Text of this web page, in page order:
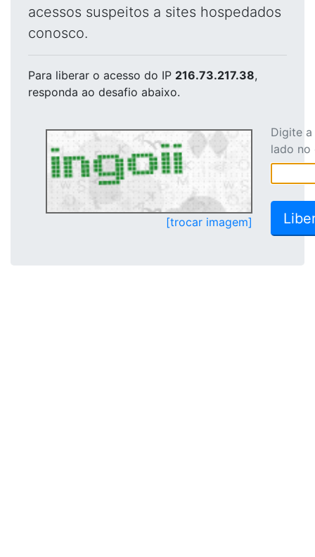
acessos suspeitos a sites hospedados
conosco.
Para liberar o acesso do IP 216.73.217.38,
responda ao desafio abaixo.
[trocar imagem]
Digite
lado no